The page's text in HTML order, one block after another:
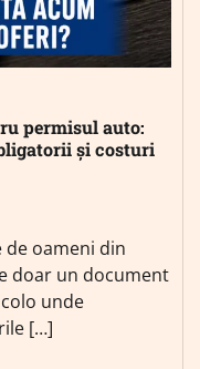
permisul auto:
și costuri
oameni din
doar un document
unde
[…]